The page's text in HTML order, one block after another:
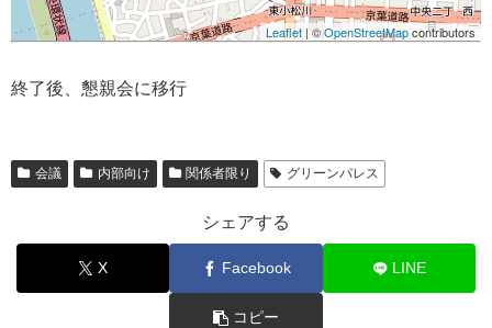
Leaflet | ©OpenStreetMapcontributors
終了後、懇親会に移行
会議 内部向け 関係者限り グリーンパレス
シェアする
X Facebook LINE
コピー